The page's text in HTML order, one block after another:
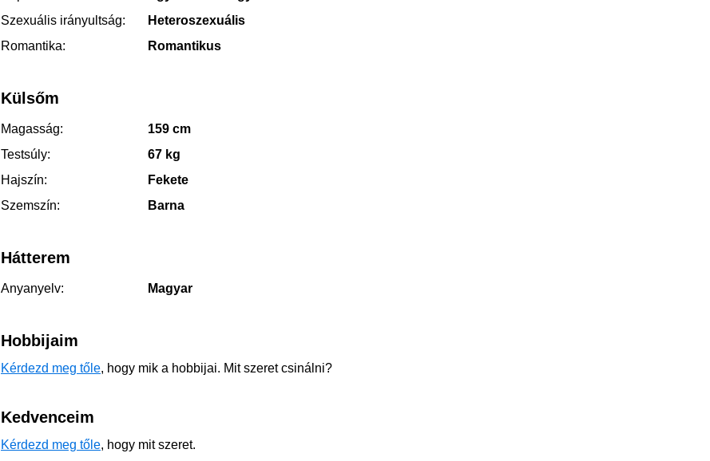
Szexuális irányultság:
Heteroszexuális
Romantika:
Romantikus
Külsőm
Magasság:
159 cm
Testsúly:
67 kg
Hajszín:
Fekete
Szemszín:
Barna
Hátterem
Anyanyelv: Magyar
Hobbijaim
Kérdezd meg tőle, hogy mik a hobbijai. Mit szeret csinálni?
Kedvenceim
Kérdezd meg tőle, hogy mit szeret.